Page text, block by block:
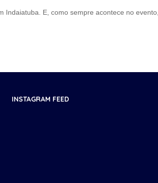
E, como sempre acontece no
INSTAGRAM FEED